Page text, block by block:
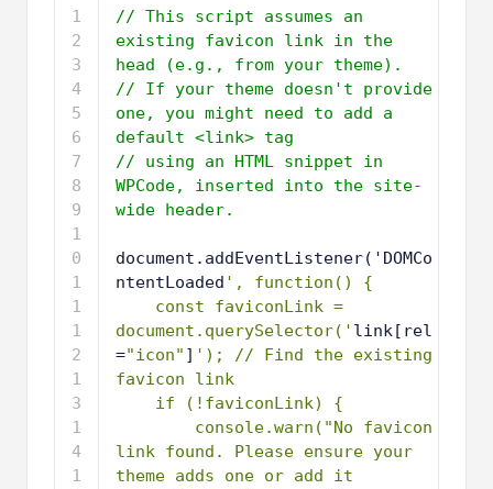
2
3
4
5
6
7
8
9
1
// If your theme doesn't provide
one, you might need to add a
default <link> tag
// using an HTML snippet in
WPCode, inserted into the site-
wide header.
document.addEventListener('DOMCo
ntentLoaded', function() {
document.querySelector('link[rel
="icon"]'); // Find the existing
favicon link
if (!faviconLink) {
console.warn("No favicon
link found. Please ensure your
theme adds one or add it
manually in the head.");
return;
}